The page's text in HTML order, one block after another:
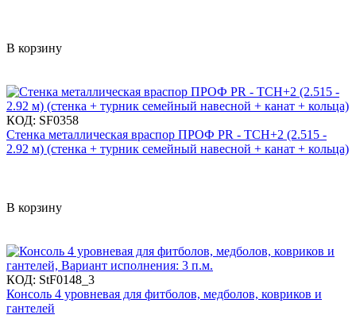
В корзину
КОД: SF0358
Стенка металлическая враспор ПРОФ PR - ТСН+2 (2.515 -
2.92 м) (стенка + турник семейный навесной + канат + кольца)
В корзину
КОД: StF0148_3
Консоль 4 уровневая для фитболов, медболов, ковриков и
гантелей